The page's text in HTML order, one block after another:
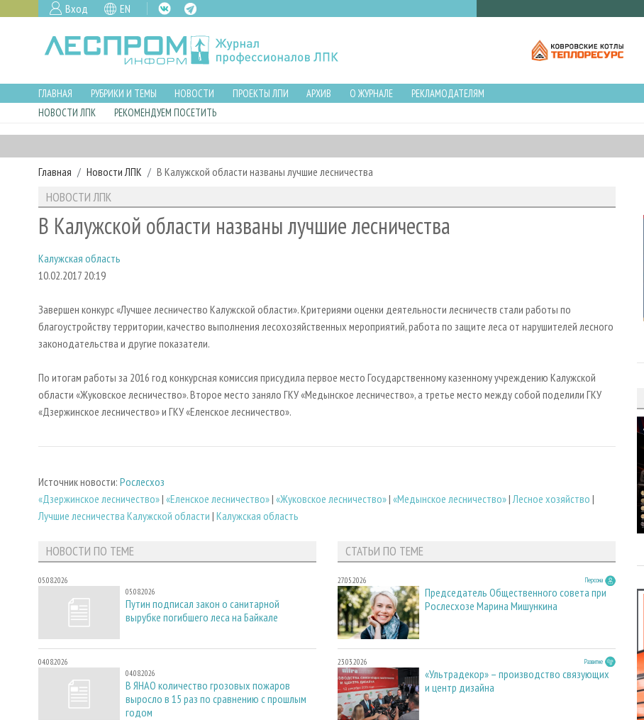
Вход EN
ГЛАВНАЯ РУБРИКИ И ТЕМЫ НОВОСТИ ПРОЕКТЫ ЛПИ АРХИВ О ЖУРНАЛЕ
РЕКЛАМОДАТЕЛЯМ
НОВОСТИ ЛПК
РЕКОМЕНДУЕМ ПОСЕТИТЬ
Главная Новости ЛПК В Калужской области названы лучшие лесничества
НОВОСТИ ЛПК
В Калужской области названы лучшие лесничества
Калужская область
10.02.2017 20:19
Завершен конкурс «Лучшее лесничество Калужской области». Критериями оценки деятельности лесничеств стали работы по
благоустройству территории, качество выполнения лесохозяйственных мероприятий, работа по защите леса от нарушителей лесного
законодательства и другие показатели.
По итогам работы за 2016 год конкурсная комиссия присудила первое место Государственному казенному учреждению Калужской
области «Жуковское лесничество». Второе место заняло ГКУ «Медынское лесничество», а третье место между собой поделили ГКУ
«Дзержинское лесничество» и ГКУ «Еленское лесничество».
Источник новости: Рослесхоз
«Дзержинское лесничество»| «Еленское лесничество»| «Жуковское лесничество»| «Медынское лесничество»| Лесное хозяйство |
Лучшие лесничества Калужской области | Калужская область
НОВОСТИ ПО ТЕМЕ
05.08.2026
05.08.2026
Путин подписал закон о санитарной
вырубке погибшего леса на Байкале
04.08.2026
04.08.2026
В ЯНАО количество грозовых пожаров
выросло в 15 раз по сравнению с прошлым
годом
СТАТЬИ ПО ТЕМЕ
27.05.2026 Персона
Председатель Общественного совета при
Рослесхозе Марина Мишункина
23.03.2026 Развитие
«Ультрадекор» – производство связующих
и центр дизайна